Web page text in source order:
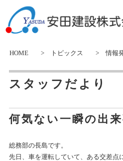
HOME > トピックス >情報
スタッフだより
何気ない一瞬の出
総務部の長島です。
先日、車を運転していて、ある交差点